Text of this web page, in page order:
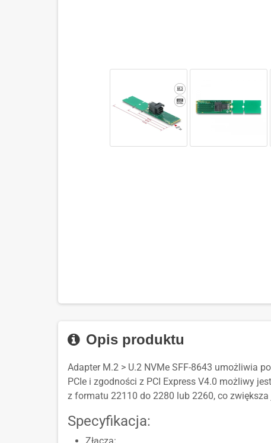
Opis produktu
Adapter M.2 > U.2 NVMe SFF-8643 umożliwia
PCIe i zgodności z PCI Express V4.0 możliwy
z formatu 22110 do 2280 lub 2260, co
Specyfikacja: